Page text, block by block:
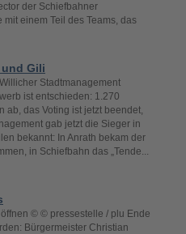
der Schiefbahner
einem Teil des Teams, das
und Gili
Stadtmanagement
ist entschieden: 1.270
ab, das Voting ist jetzt beendet,
gab jetzt die Sieger in
bekannt: In Anrath bekam der
in Schiefbahn das „Tende...
© © pressestelle / plu Ende
Bürgermeister Christian